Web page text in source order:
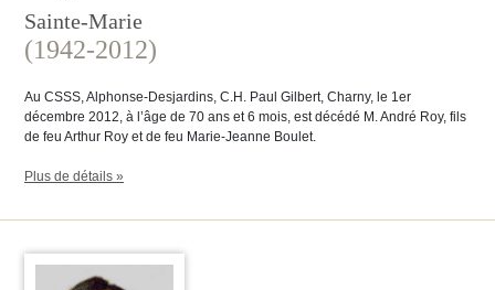
Sainte-Marie
(1942-2012)
Au CSSS, Alphonse-Desjardins, C.H. Paul Gilbert, Charny, le 1er
décembre 2012, à l’âge de 70 ans et 6 mois, est décédé M. André Roy, fils
de feu Arthur Roy et de feu Marie-Jeanne Boulet.
Plus de détails »